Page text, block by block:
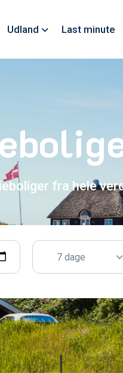
Udland Last minute
fra hele
7 dage